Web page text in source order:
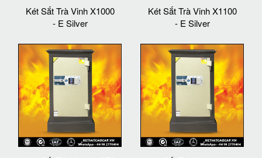
Két Sắt Trà Vinh X1000
- E Silver
Két Sắt Trà Vinh X1100
- E Silver